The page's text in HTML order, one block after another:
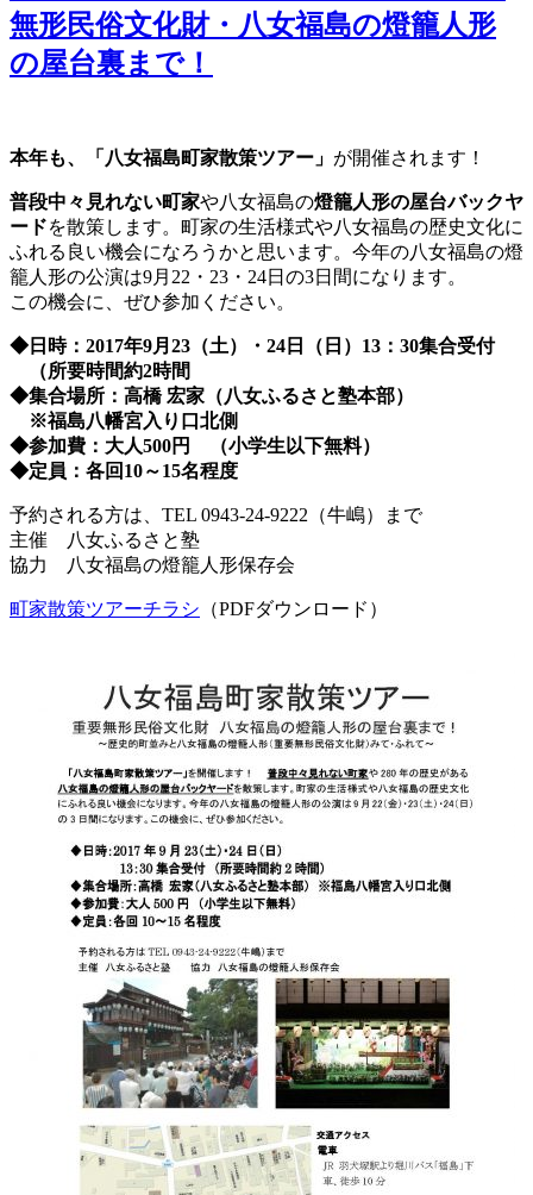
無形民俗文化財・八女福島の燈籠人形
の屋台裏まで！
本年も、「八女福島町家散策ツアー」 が開催されます！
普段中々見れない町家や八女福島の燈籠人形の屋台バックヤ
ードを散策します。町家の生活様式や八女福島の歴史文化に
ふれる良い機会になろうかと思います。今年の八女福島の燈
籠人形の公演は9月22・23・24日の3日間になります。
この機会に、ぜひ参加ください。
◆ 日時： 2017年9月 23 （土）・ 24 日（日） 13：30集合受付
（所要時間約2時間
◆集合場所：高橋 宏家（八女ふるさと塾本部）
※福島八幡宮入り口北側
◆参加費：大人500円 （小学生以下無料）
◆定員：各回 10～15名程度
予約される方は、TEL 0943-24-9222 （牛嶋）まで
主催 八女ふるさと塾
協力 八女福島の燈籠人形保存会
町家散策ツアーチラシ （PDFダウンロード）